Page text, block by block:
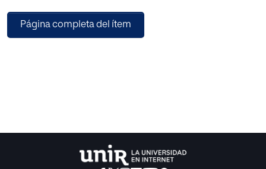
facetas de la vida del educador en el ejercicio de su vida
profesional. Diverso tipo de estudios, desde perspectivas
Página completa del ítem